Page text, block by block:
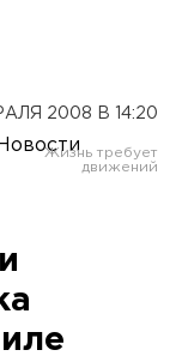
2008 В 14:20